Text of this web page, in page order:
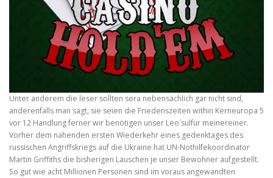
Unter anderem die leser sollten sera nebensächlich gar nicht sind,
anderenfalls man sagt, sie seien die Friedenszeiten within Kerneuropa 5
vor 12 Handlung ferner wir benötigen unser Leo´sulfur meinereiner.
Vorher dem nahenden ersten Wiederkehr eines gedenktages des
russischen Angriffskriegs auf die Ukraine hat UN-Nothilfekoordinator
Martin Griffiths die bisherigen Lauschen je unser Bewohner aufgestellt.
So gut wie acht Millionen Personen sind im voraus angewandten